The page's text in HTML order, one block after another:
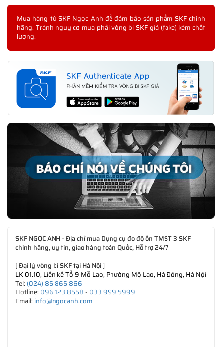
Mua hàng từ SKF Ngọc Anh để đảm bảo sản phẩm SKF chính
hãng. Tránh nguy cơ mua phải vòng bi SKF giả (fake) kém chất
lượng.
SKF NGỌC ANH - Địa chỉ mua Dụng cụ đo độ ồn TMST 3 SKF
chính hãng, uy tín, giao hàng toàn Quốc, Hỗ trợ 24/7
[Đại lý vòng bi SKF tại Hà Nội]
LK 01.10, Liền kề Tổ 9 Mỗ Lao, Phường Mộ Lao, Hà Đông, Hà Nội
Tel: (024) 85 865 866
Hotline: 096 123 8558- 033 999 5999
Email: info@ngocanh.com